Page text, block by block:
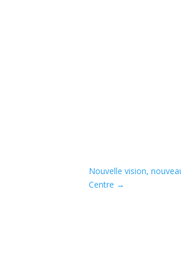
Nouvelle vision,
Centre →